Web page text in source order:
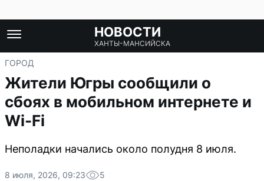
НОВОСТИ
ХАНТЫ-МАНСИЙСКА
ГОРОД
Жители Югры сообщили о
сбоях в мобильном интернете и
Wi-Fi
Неполадки начались около полудня 8 июля.
8 июля, 2026, 09:23 5